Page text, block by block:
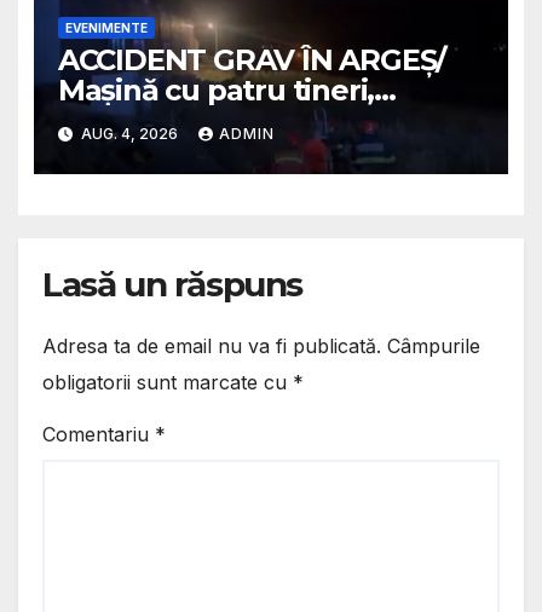
EVENIMENTE
ACCIDENT GRAV ÎN ARGEȘ/
Mașină cu patru tineri,
răsturnată pe un câmp la
Micești/ Doi sunt în stare
gravă
AUG. 4, 2026 ADMIN
Lasă un răspuns
Adresa ta de email nu va fi publicată. Câmpurile
obligatorii sunt marcate cu *
Comentariu *